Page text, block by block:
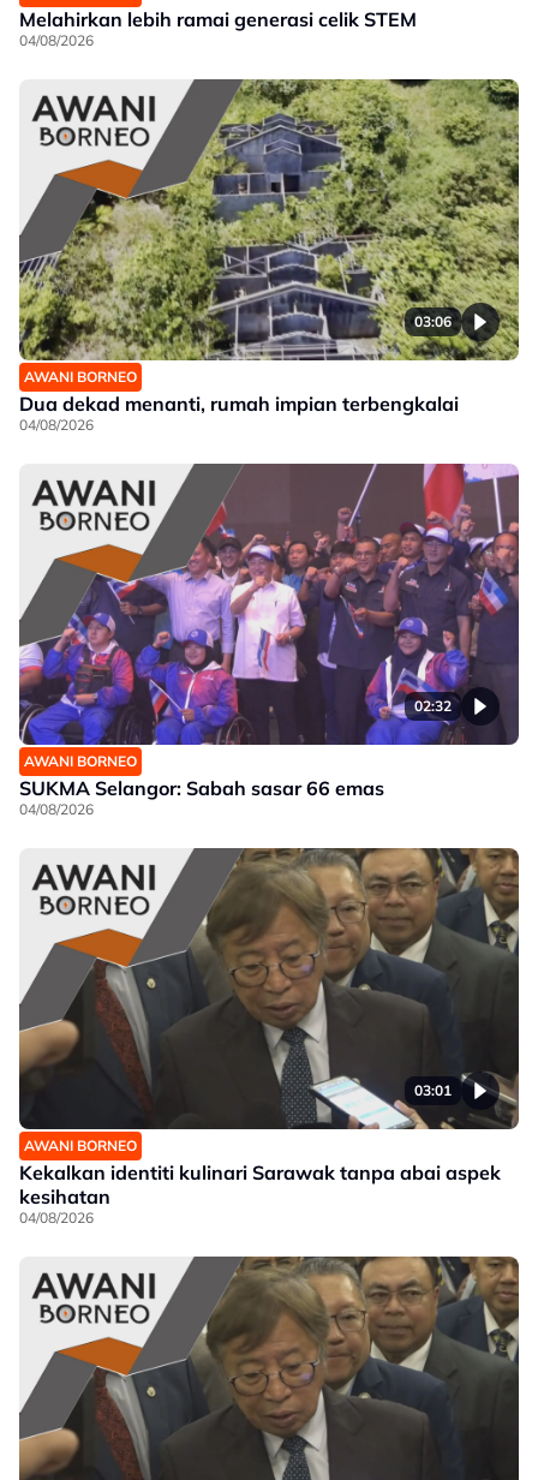
Melahirkan lebih ramai generasi celik STEM
04/08/2026
03:06
AWANI BORNEO
Dua dekad menanti, rumah impian terbengkalai
04/08/2026
02:32
AWANI BORNEO
SUKMA Selangor: Sabah sasar 66 emas
04/08/2026
03:01
AWANI BORNEO
Kekalkan identiti kulinari Sarawak tanpa abai aspek
kesihatan
04/08/2026